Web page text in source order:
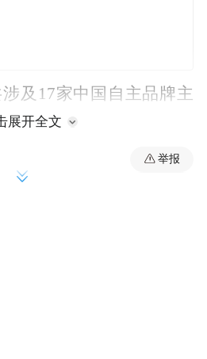
及17家中国自主品牌主
、比亚迪、蔚来汽车位
斯等车企也表现出较高
展开全文
举报